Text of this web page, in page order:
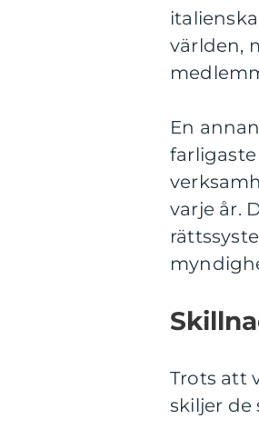
världen,
En
varje år.
Trots att
skiljer de